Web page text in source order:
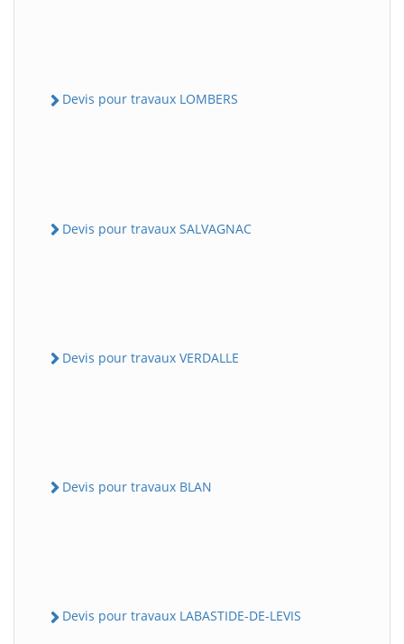
Devis pour travaux LOMBERS
Devis pour travaux SALVAGNAC
Devis pour travaux VERDALLE
Devis pour travaux BLAN
Devis pour travaux LABASTIDE-DE-LEVIS